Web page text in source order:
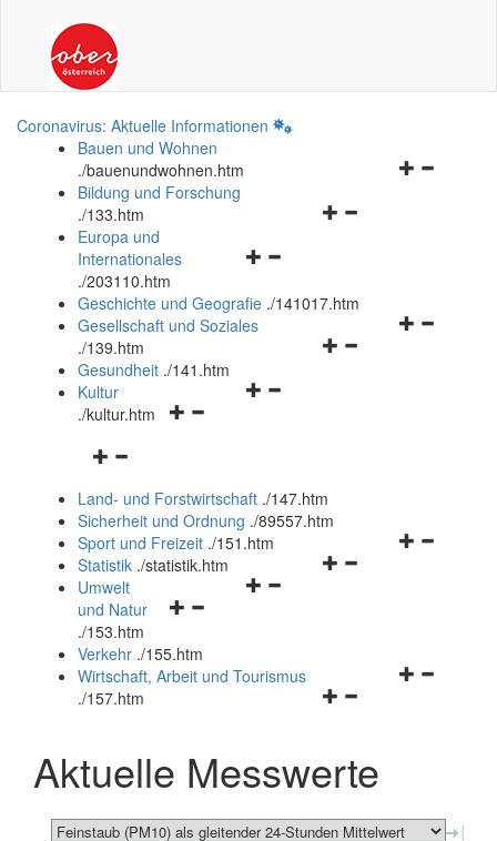
Coronavirus: Aktuelle Informationen
Bauen und Wohnen
./bauenundwohnen.htm
Navigationsmenü
Bildung und Forschung
./133.htm
Navigationsmenü
und
schließen
Europa und
Internationales
./203110.htm
Geschichte und Geografie ./141017.htm
Navigationsmenü
Gesellschaft und Soziales
./139.htm
Navigationsmenü
Gesundheit ./141.htm
Navigationsmenü
Kultur
./kultur.htm
Navigationsmenü
und
schließen
Land- und Forstwirtschaft ./147.htm
Sicherheit und Ordnung ./89557.htm
Navigationsmenü
Sport und Freizeit ./151.htm
Navigationsmenü
Statistik ./statistik.htm
Navigationsmenü
und
schließen
Umwelt
und Natur
./153.htm
Verkehr ./155.htm
Navigationsmenü
schließen
Wirtschaft, Arbeit und Tourismus
./157.htm
Aktuelle Messwerte